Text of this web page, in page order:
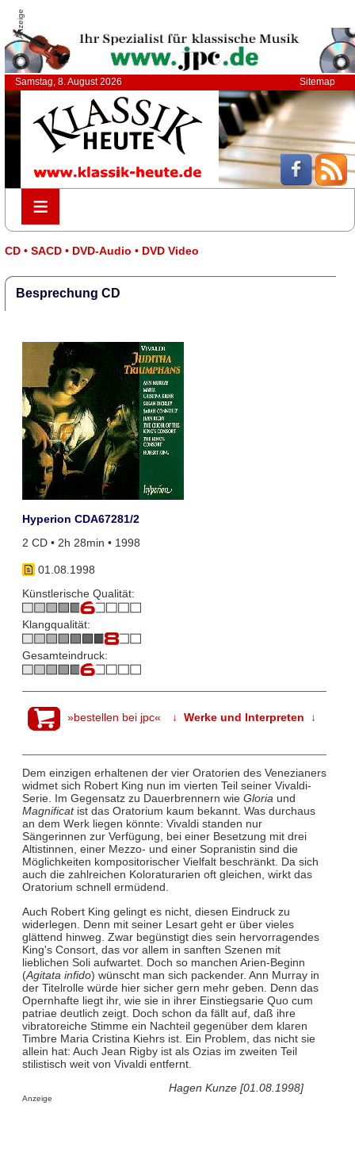
Anzeige
Samstag, 8. August 2026 Sitemap
≡
≡
CD • SACD • DVD-Audio • DVD Video
Besprechung CD
Hyperion CDA67281/2
2 CD • 2h 28min • 1998
01.08.1998
Künstlerische Qualität:
Klangqualität:
Gesamteindruck:
»bestellen bei jpc« ↓ Werke und Interpreten ↓
Dem einzigen erhaltenen der vier Oratorien des Venezianers
widmet sich Robert King nun im vierten Teil seiner Vivaldi-
Serie. Im Gegensatz zu Dauerbrennern wie Gloriaund
Magnificatist das Oratorium kaum bekannt. Was durchaus
an dem Werk liegen könnte: Vivaldi standen nur
Sängerinnen zur Verfügung, bei einer Besetzung mit drei
Altistinnen, einer Mezzo- und einer Sopranistin sind die
Möglichkeiten kompositorischer Vielfalt beschränkt. Da sich
auch die zahlreichen Koloraturarien oft gleichen, wirkt das
Oratorium schnell ermüdend.
Auch Robert King gelingt es nicht, diesen Eindruck zu
widerlegen. Denn mit seiner Lesart geht er über vieles
glättend hinweg. Zwar begünstigt dies sein hervorragendes
King's Consort, das vor allem in sanften Szenen mit
lieblichen Soli aufwartet. Doch so manchen Arien-Beginn
(Agitata infido) wünscht man sich packender. Ann Murray in
der Titelrolle würde hier sicher gern mehr geben. Denn das
Opernhafte liegt ihr, wie sie in ihrer Einstiegsarie Quo cum
patriae deutlich zeigt. Doch schon da fällt auf, daß ihre
vibratoreiche Stimme ein Nachteil gegenüber dem klaren
Timbre Maria Cristina Kiehrs ist. Ein Problem, das nicht sie
allein hat: Auch Jean Rigby ist als Ozias im zweiten Teil
stilistisch weit von Vivaldi entfernt.
Hagen Kunze [01.08.1998]
Anzeige